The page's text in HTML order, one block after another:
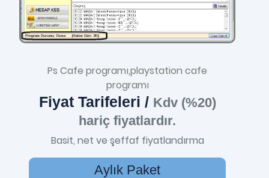
Ps Cafe programı,playstation cafe
programı
Fiyat Tarifeleri / Kdv (%20)
hariç fiyatlardır.
Basit, net ve şeffaf fiyatlandırma
Aylık Paket